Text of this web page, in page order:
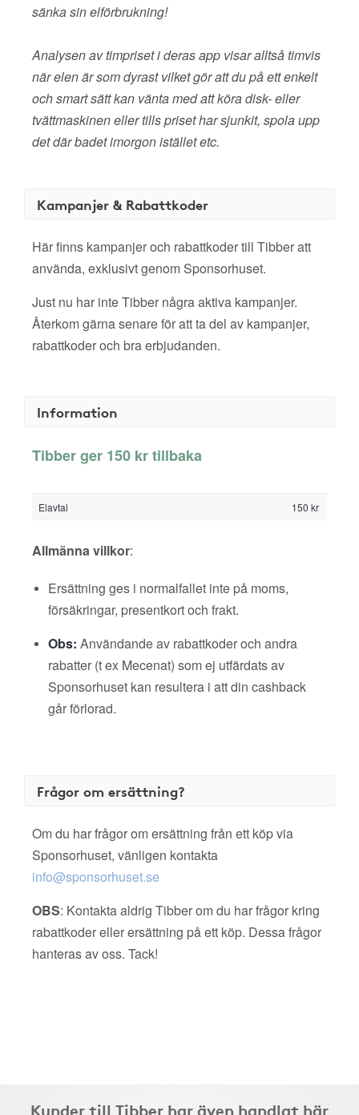
sänka sin elförbrukning!
Analysen av timpriset i deras app visar alltså timvis
när elen är som dyrast vilket gör att du på ett enkelt
och smart sätt kan vänta med att köra disk- eller
tvättmaskinen eller tills priset har sjunkit, spola upp
det där badet imorgon istället etc.
Kampanjer & Rabattkoder
Här finns kampanjer och rabattkoder till Tibber att
använda, exklusivt genom Sponsorhuset.
Just nu har inte Tibber några aktiva kampanjer.
Återkom gärna senare för att ta del av kampanjer,
rabattkoder och bra erbjudanden.
Information
Tibber ger 150 kr tillbaka
Elavtal 150 kr
Allmänna villkor:
Ersättning ges i normalfallet inte på moms,
försäkringar, presentkort och frakt.
Obs: Användande av rabattkoder och andra
rabatter (t ex Mecenat) som ej utfärdats av
Sponsorhuset kan resultera i att din cashback
går förlorad.
Frågor om ersättning?
Om du har frågor om ersättning från ett köp via
Sponsorhuset, vänligen kontakta
info@sponsorhuset.se
OBS: Kontakta aldrig Tibber om du har frågor kring
rabattkoder eller ersättning på ett köp. Dessa frågor
hanteras av oss. Tack!
Kunder till Tibber har även handlat här